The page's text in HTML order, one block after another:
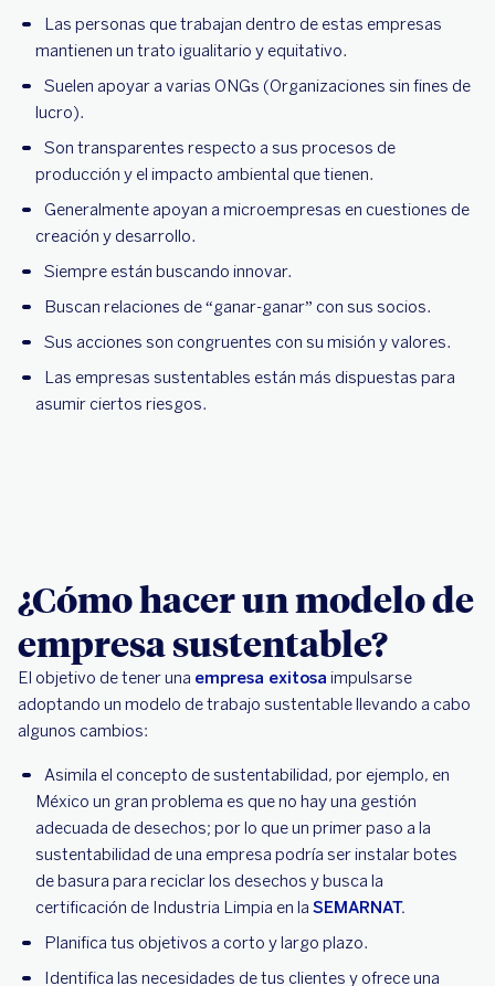
Las personas que trabajan dentro de estas empresas
mantienen un trato igualitario y equitativo.
Suelen apoyar a varias ONGs (Organizaciones sin fines de
lucro).
Son transparentes respecto a sus procesos de
producción y el impacto ambiental que tienen.
Generalmente apoyan a microempresas en cuestiones de
creación y desarrollo.
Siempre están buscando innovar.
Buscan relaciones de “ganar-ganar” con sus socios.
Sus acciones son congruentes con su misión y valores.
Las empresas sustentables están más dispuestas para
asumir ciertos riesgos.
¿Cómo hacer un modelo de
empresa sustentable?
El objetivo de tener una empresa exitosa impulsarse
adoptando un modelo de trabajo sustentable llevando a cabo
algunos cambios:
Asimila el concepto de sustentabilidad, por ejemplo, en
México un gran problema es que no hay una gestión
adecuada de desechos; por lo que un primer paso a la
sustentabilidad de una empresa podría ser instalar botes
de basura para reciclar los desechos y busca la
certificación de Industria Limpia en la SEMARNAT.
Planifica tus objetivos a corto y largo plazo.
Identifica las necesidades de tus clientes y ofrece una